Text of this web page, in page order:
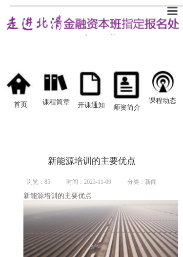
首页 课程简章 开课通知 师资简介
课程动态
课程简章
开课通知
新能源培训的主要优点
浏览： 85 时间：2023-11-09 分类：新闻
新能源培训的主要优点